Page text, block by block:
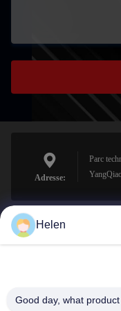
Adresse:
Parc
Helen
Good day, what